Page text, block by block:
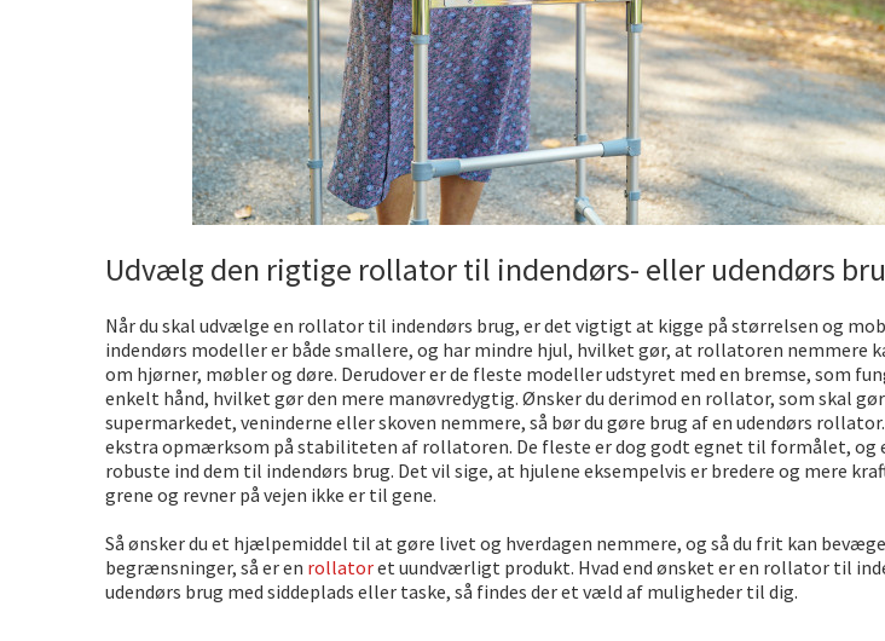
Udvælg den rigtige rollator til indendørs- eller udendørs
Når du skal udvælge en rollator til indendørs brug, er det vigtigt at kigge på størrelsen og
indendørs modeller er både smallere, og har mindre hjul, hvilket gør, at rollatoren nemmere
om hjørner, møbler og døre. Derudover er de fleste modeller udstyret med en bremse, som
enkelt hånd, hvilket gør den mere manøvredygtig. Ønsker du derimod en rollator, som skal
supermarkedet, veninderne eller skoven nemmere, så bør du gøre brug af en udendørs
ekstra opmærksom på stabiliteten af rollatoren. De fleste er dog godt egnet til formålet, og
robuste ind dem til indendørs brug. Det vil sige, at hjulene eksempelvis er bredere og mere
grene og revner på vejen ikke er til gene.
Så ønsker du et hjælpemiddel til at gøre livet og hverdagen nemmere, og så du frit kan
begrænsninger, så er en rollatoret uundværligt produkt. Hvad end ønsket er en rollator til
udendørs brug med siddeplads eller taske, så findes der et væld af muligheder til dig.